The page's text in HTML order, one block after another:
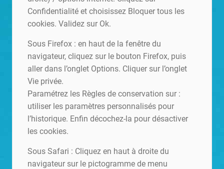
Confidentialité et choisissez Bloquer tous les
cookies. Validez sur Ok.
Sous Firefox : en haut de la fenêtre du
navigateur, cliquez sur le bouton Firefox, puis
aller dans l’onglet Options. Cliquer sur l’onglet
Vie privée.
Paramétrez les Règles de conservation sur :
utiliser les paramètres personnalisés pour
l’historique. Enfin décochez-la pour désactiver
les cookies.
Sous Safari : Cliquez en haut à droite du
navigateur sur le pictogramme de menu